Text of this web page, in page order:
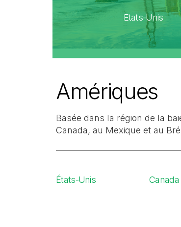
Etats-Unis
Amériques
Basée dans la région de la
Canada, au Mexique et au
États-Unis Canada